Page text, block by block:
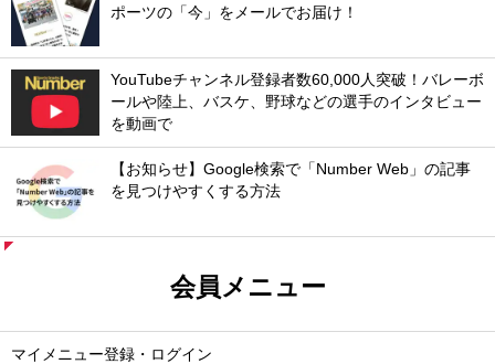
ポーツの「今」をメールでお届け！
YouTubeチャンネル登録者数60,000人突破！バレーボ
ールや陸上、バスケ、野球などの選手のインタビュー
を動画で
【お知らせ】Google検索で「Number Web」の記事
を見つけやすくする方法
会員メニュー
マイメニュー登録・ログイン